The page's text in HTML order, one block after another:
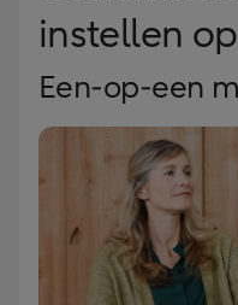
instellen
Een-op-een